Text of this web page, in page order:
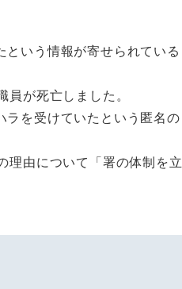
いう情報が寄せられている
が死亡しました。
を受けていたという匿名の
理由について「署の体制を立